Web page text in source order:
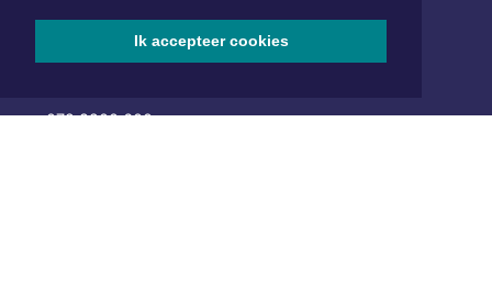
Ik accepteer cookies
Hoofdvestiging:
072 8200 600